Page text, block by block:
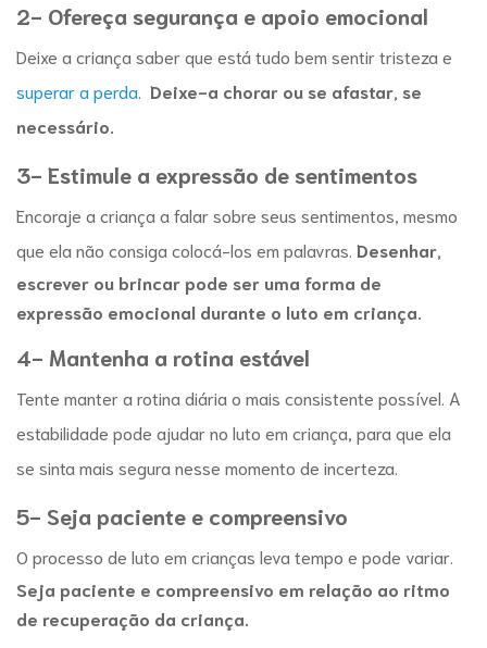
2- Ofereça segurança e apoio emocional
Deixe a criança saber que está tudo bem sentir tristeza e
superar a perda. Deixe-a chorar ou se afastar, se
necessário.
3- Estimule a expressão de sentimentos
Encoraje a criança a falar sobre seus sentimentos, mesmo
que ela não consiga colocá-los em palavras. Desenhar,
escrever ou brincar pode ser uma forma de
expressão emocional durante o luto em criança.
4- Mantenha a rotina estável
Tente manter a rotina diária o mais consistente possível. A
estabilidade pode ajudar no luto em criança, para que ela
se sinta mais segura nesse momento de incerteza.
5- Seja paciente e compreensivo
O processo de luto em crianças leva tempo e pode variar.
Seja paciente e compreensivo em relação ao ritmo
de recuperação da criança.